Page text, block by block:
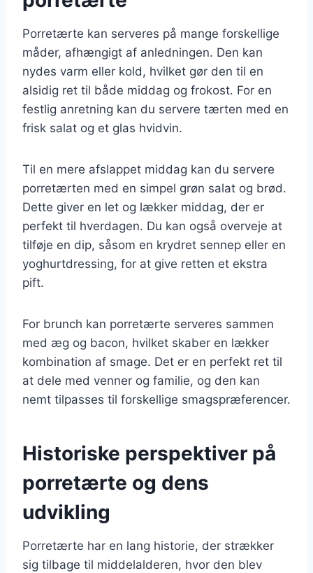
Porretærte kan serveres på mange forskellige
måder, afhængigt af anledningen. Den kan
nydes varm eller kold, hvilket gør den til en
alsidig ret til både middag og frokost. For en
festlig anretning kan du servere tærten med en
frisk salat og et glas hvidvin.
Til en mere afslappet middag kan du servere
porretærten med en simpel grøn salat og brød.
Dette giver en let og lækker middag, der er
perfekt til hverdagen. Du kan også overveje at
tilføje en dip, såsom en krydret sennep eller en
yoghurtdressing, for at give retten et ekstra
pift.
For brunch kan porretærte serveres sammen
med æg og bacon, hvilket skaber en lækker
kombination af smage. Det er en perfekt ret til
at dele med venner og familie, og den kan
nemt tilpasses til forskellige smagspræferencer.
Historiske perspektiver på
porretærte og dens
udvikling
Porretærte har en lang historie, der strækker
sig tilbage til middelalderen, hvor den blev